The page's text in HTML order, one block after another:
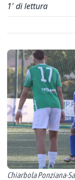
1' di lettura
Chiarbola Ponziana-